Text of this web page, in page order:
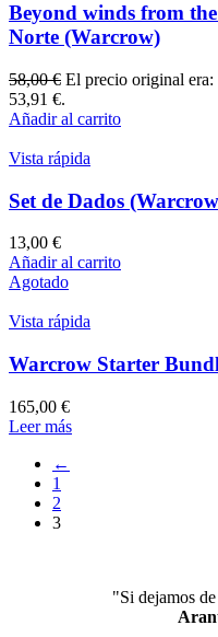
Beyond winds from
Norte (Warcrow)
58,00€ El precio original era:
53,91 €.
Añadir al carrito
Vista rápida
Set de Dados
13,00 €
Añadir al carrito
Agotado
Vista rápida
Warcrow Starter
165,00 €
Leer más
←
1
2
3
"Si dejamos